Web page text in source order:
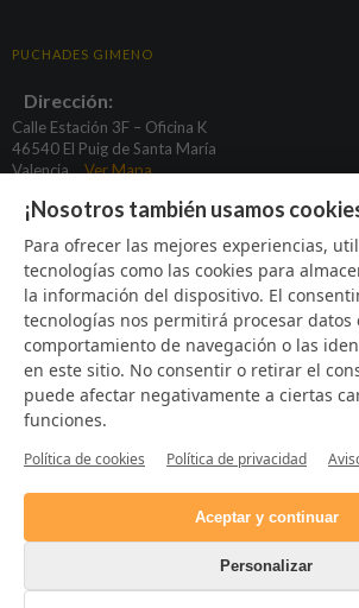
PUCHADES GIMENO
Dirección:
Calle Estación 3F – Oficina K
46540 El Puig de Santa María
Valencia
Ver Mapa
96 164 31 80
622 933 424
669 373 925
SÍGUENOS
¡Nosotros también usamos
Para ofrecer las mejores experiencias,
tecnologías como las cookies para
la información del dispositivo. El
tecnologías nos permitirá procesar datos
comportamiento de navegación o las
en este sitio. No consentir o retirar el
puede afectar negativamente a ciertas
funciones.
Política de cookies Política de privacidad
Aceptar y continuar
Personalizar